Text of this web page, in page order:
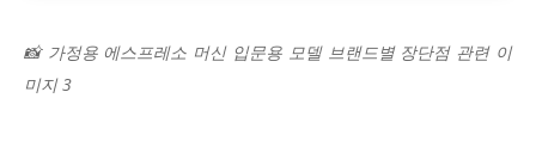
📸 가정용 에스프레소 머신 입문용 모델 브랜드별 장단점 관련 이
미지 3